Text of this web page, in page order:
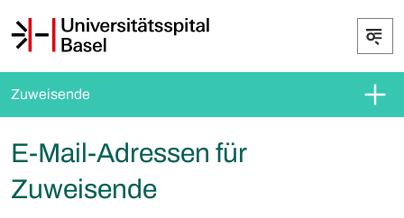
Zuweisende
E-Mail-Adressen für
Zuweisende